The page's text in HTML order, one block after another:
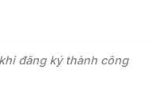
đăng ký thành công